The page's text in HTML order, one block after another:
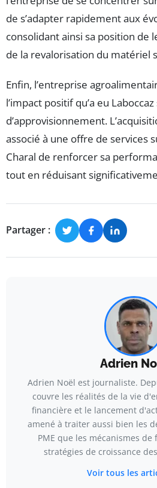
de s’adapter rapidement aux
consolidant ainsi sa position de
de la revalorisation du matériel
Enfin, l’entreprise
l’impact positif qu’a eu
d’approvisionnement.
associé à une offre de services
Charal de renforcer sa
tout en réduisant
Partager :
Adrien
Adrien Noël est journaliste.
couvre les réalités de la vie
financière et le lancement
amené à traiter aussi bien les
PME que les mécanismes
stratégies de croissance
Voir tous les